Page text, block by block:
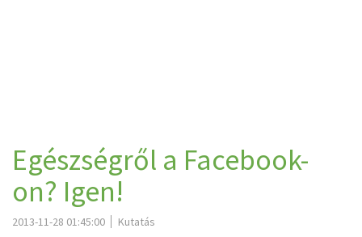
Egészségről a Facebook-
on? Igen!
2013-11-28 01:45:00 Kutatás